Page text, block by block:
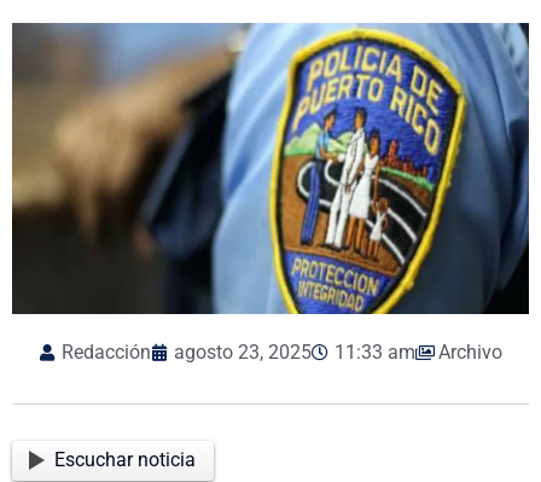
Redacción agosto 23, 2025 11:33 am Archivo
Escuchar noticia